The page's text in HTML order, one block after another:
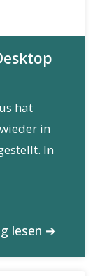
hat
in
In
lesen ➔